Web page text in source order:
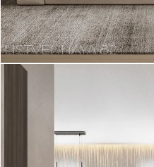
LISTVENNAYA 82